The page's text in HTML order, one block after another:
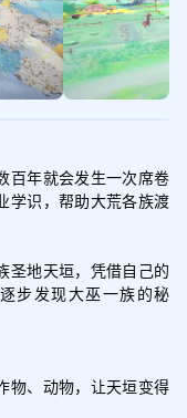
百年就会发生一次席卷
学识，帮助大荒各族渡
圣地天垣，凭借自己的
步发现大巫一族的秘
物、动物，让天垣变得